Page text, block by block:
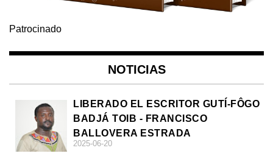
Patrocinado
NOTICIAS
LIBERADO EL ESCRITOR GUTÍ-FÔGO
BADJÁ TOIB - FRANCISCO
BALLOVERA ESTRADA
2025-06-20